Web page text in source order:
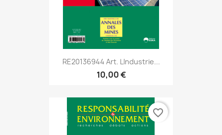
RE20136944 Art. Lindustrie...
10,00 €
favorite_border